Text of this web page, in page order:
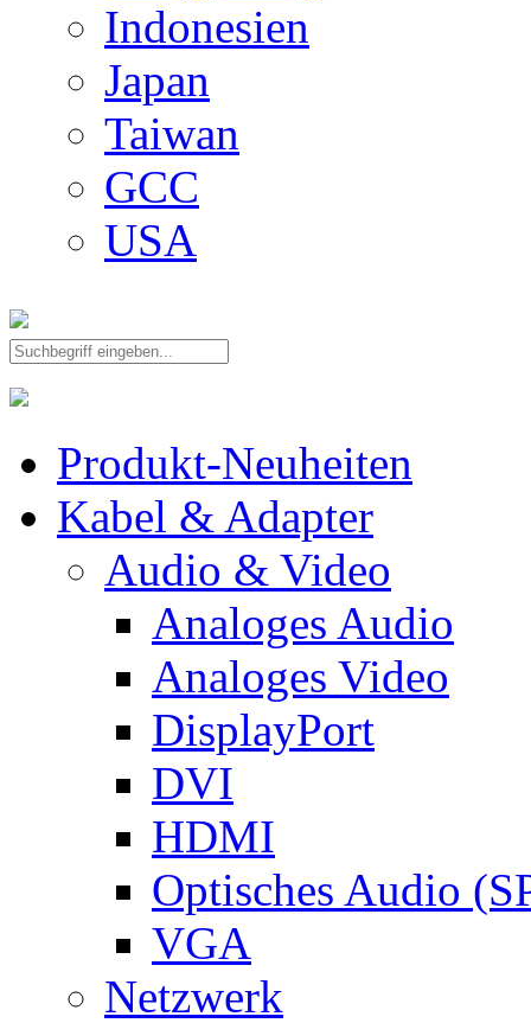
Indonesien
Japan
Taiwan
GCC
USA
Produkt-Neuheiten
Kabel & Adapter
Audio & Video
Analoges Audio
Analoges Video
DisplayPort
DVI
HDMI
Optisches Audio
VGA
Netzwerk